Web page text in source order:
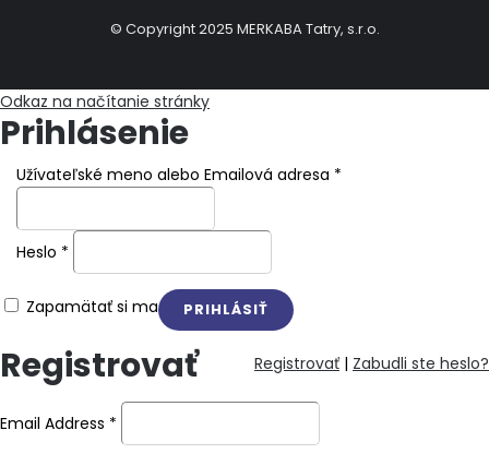
© Copyright 2025 MERKABA Tatry, s.r.o.
Odkaz na načítanie stránky
Prihlásenie
Užívateľské meno alebo Emailová adresa *
Heslo *
Zapamätať si ma
Registrovať | Zabudli ste heslo?
Registrovať
Email Address *